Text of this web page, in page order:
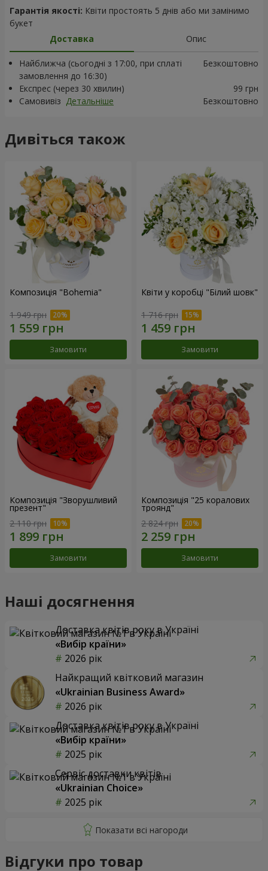
Гарантія якості: Квіти простоять 5 днів або ми замінимо
букет
Доставка
Опис
Найближча (сьогодні з 17:00, при сплаті
замовлення до 16:30)
Безкоштовно
Експрес (через 30 хвилин)
99 грн
Самовивіз Детальніше Безкоштовно
Дивіться також
Композиція "Bohemia"
1 949 грн
Замовити
Квіти у коробці "Білий шовк"
1 716 грн
Замовити
Композиція "Зворушливий
презент"
2 110 грн
Замовити
Композиція "25 коралових
троянд"
2 824 грн
Замовити
Наші досягнення
Доставка квітів року в Україні
«Вибір країни»
2026 рік
Найкращий квітковий магазин
«Ukrainian Business Award»
2026 рік
Доставка квітів року в Україні
«Вибір країни»
2025 рік
Сервіс доставки квітів
«Ukrainian Choice»
2025 рік
Відгуки про товар